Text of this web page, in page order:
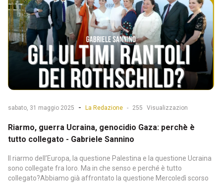
sabato, 31 maggio 2025 - La Redazione - 255 Visualizzazion
Riarmo, guerra Ucraina, genocidio Gaza: perchè è
tutto collegato - Gabriele Sannino
Il riarmo dell’Europa, la questione Palestina e la questione Ucraina
sono collegate fra loro. Ma in che senso e perché è tutto
collegato?Abbiamo già affrontato la questione Mercoledì scorso